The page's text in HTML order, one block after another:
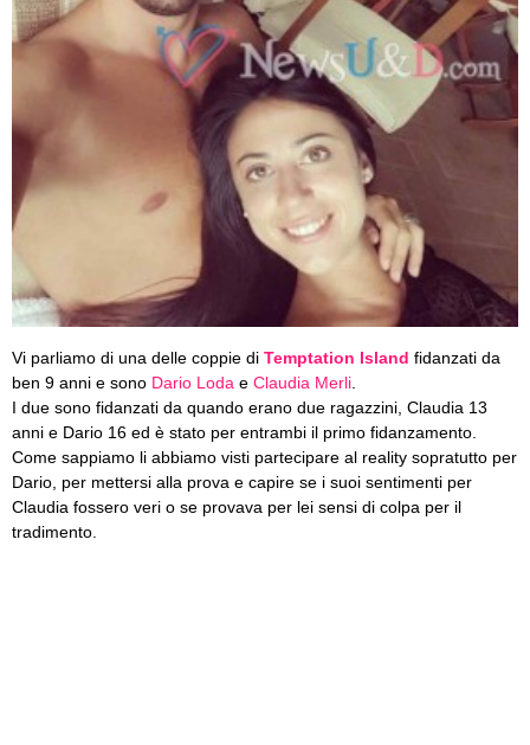
Vi parliamo di una delle coppie di Temptation Island fidanzati da
ben 9 anni e sono Dario Loda e Claudia Merli
I due sono fidanzati da quando erano due ragazzini, Claudia 13
anni e Dario 16 ed è stato per entrambi il primo fidanzamento.
Come sappiamo li abbiamo visti partecipare al reality sopratutto per
Dario, per mettersi alla prova e capire se i suoi sentimenti per
Claudia fossero veri o se provava per lei sensi di colpa per il
tradimento.